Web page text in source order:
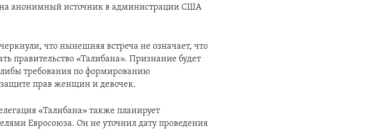
анонимный источник в администрации США
что нынешняя встреча не означает, что
правительство «Талибана». Признание будет
требования по формированию
прав женщин и девочек.
«Талибана» также планирует
Евросоюза. Он не уточнил дату проведения